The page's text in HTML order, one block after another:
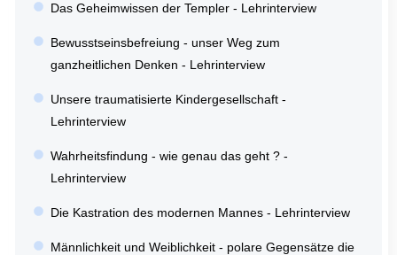
Das Geheimwissen der Templer - Lehrinterview
Bewusstseinsbefreiung - unser Weg zum
ganzheitlichen Denken - Lehrinterview
Unsere traumatisierte Kindergesellschaft -
Lehrinterview
Wahrheitsfindung - wie genau das geht ? -
Lehrinterview
Die Kastration des modernen Mannes - Lehrinterview
Männlichkeit und Weiblichkeit - polare Gegensätze die